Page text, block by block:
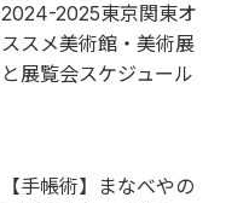
2024-2025東京関東オ
ススメ美術館・美術展
と展覧会スケジュール
【手帳術】まなべやの